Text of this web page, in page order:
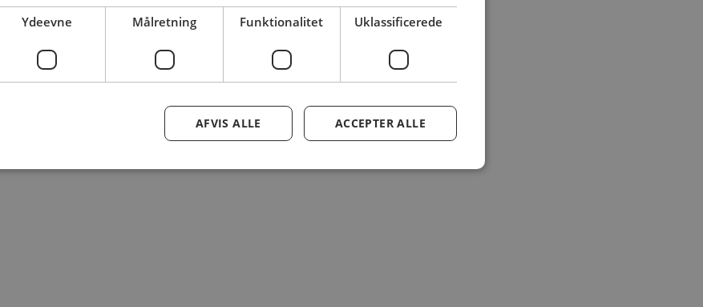
Ydeevne Målretning Funktionalitet Uklassificerede
ACCEPTER ALLE
AFVIS ALLE